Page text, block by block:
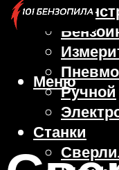
Виды
Ручной
Станки
Меню